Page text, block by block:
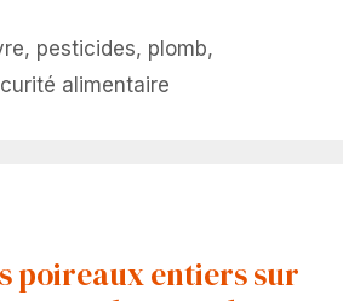
, pesticides, plomb,
alimentaire
poireaux entiers sur